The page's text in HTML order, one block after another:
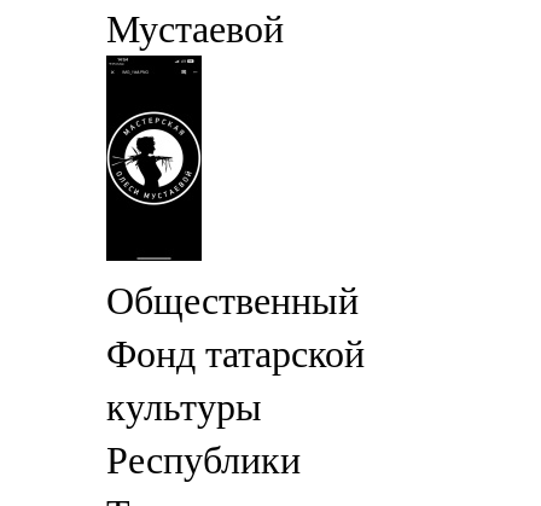
Мустаевой
Общественный
Фонд татарской
культуры
Республики